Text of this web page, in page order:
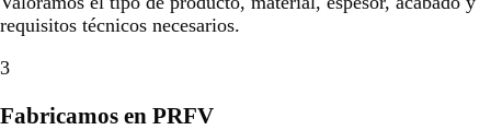
requisitos técnicos necesarios.
3
Fabricamos en PRFV